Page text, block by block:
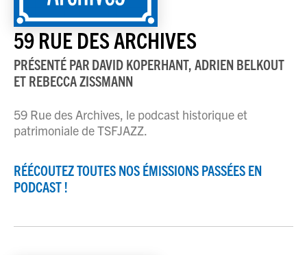
59 RUE DES ARCHIVES
PRÉSENTÉ PAR DAVID KOPERHANT, ADRIEN BELKOUT
ET REBECCA ZISSMANN
59 Rue des Archives, le podcast historique et
patrimoniale de TSFJAZZ.
RÉÉCOUTEZ TOUTES NOS ÉMISSIONS PASSÉES EN
PODCAST !